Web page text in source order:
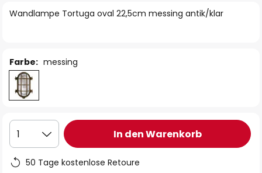
Wandlampe Tortuga oval 22,5cm messing antik/klar
Farbe: messing
1 In den Warenkorb
50 Tage kostenlose Retoure